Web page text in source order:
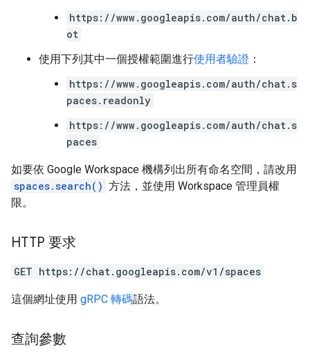
https://www.googleapis.com/auth/chat.b
ot
使用下列其中一個授權範圍進行使用者驗證 ：
https://www.googleapis.com/auth/chat.s
paces.readonly
https://www.googleapis.com/auth/chat.s
paces
如要依 Google Workspace 機構列出所有命名空間，請改用
spaces.search() 方法，並使用 Workspace 管理員權
限。
HTTP 要求
GET https://chat.googleapis.com/v1/spaces
這個網址使用 gRPC 轉碼語法。
查詢參數